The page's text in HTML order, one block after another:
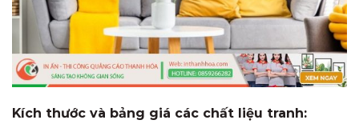
Kích thước và bảng giá các chất liệu tranh: